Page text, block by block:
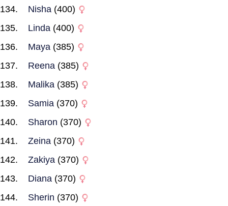
Nisha (400)
Linda (400)
Maya (385)
Reena (385)
Malika (385)
Samia (370)
Sharon (370)
Zeina (370)
Zakiya (370)
Diana (370)
Sherin (370)